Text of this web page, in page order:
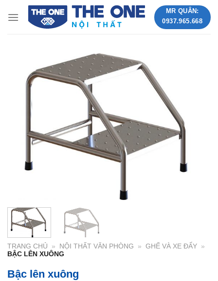
MR QUÂN:
0937.965.668
TRANG CHỦ » NỘI THẤT VĂN PHÒNG » GHẾ VÀ XE ĐẨY »
BẬC LÊN XUÔNG
Bậc lên xuông